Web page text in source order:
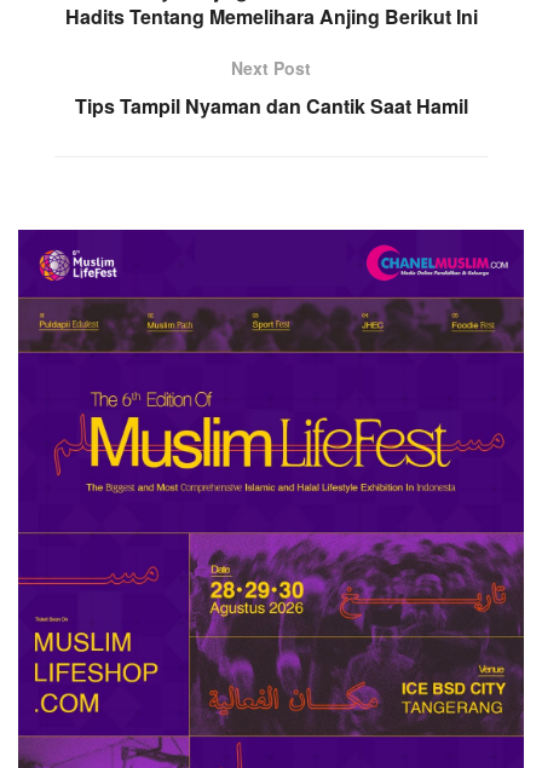
Hadits Tentang Memelihara Anjing Berikut Ini
Next Post
Tips Tampil Nyaman dan Cantik Saat Hamil